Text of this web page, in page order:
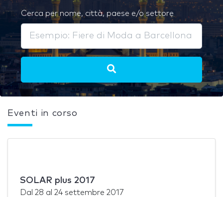
Cerca per nome, città, paese e/o settore
Eventi in corso
SOLAR plus 2017
Dal 28 al 24 settembre 2017